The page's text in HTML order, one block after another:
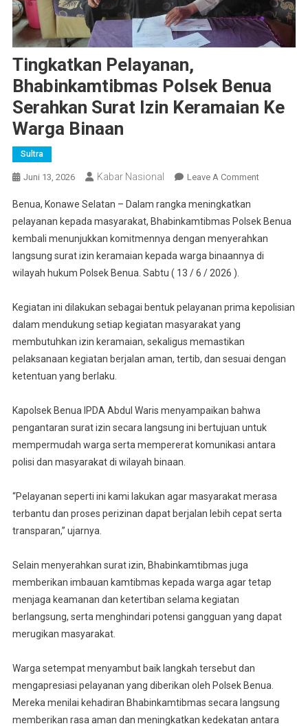
Tingkatkan Pelayanan,
Bhabinkamtibmas Polsek Benua
Serahkan Surat Izin Keramaian Ke
Warga Binaan
Sultra
Juni 13, 2026 Kabar Nasional Leave A CommentOn
Polsek
Benua
Binaan
Benua, Konawe Selatan – Dalam rangka meningkatkan
pelayanan kepada masyarakat, Bhabinkamtibmas Polsek Benua
kembali menunjukkan komitmennya dengan menyerahkan
langsung surat izin keramaian kepada warga binaannya di
wilayah hukum Polsek Benua. Sabtu ( 13 / 6 / 2026 ).
Kegiatan ini dilakukan sebagai bentuk pelayanan prima kepolisian
dalam mendukung setiap kegiatan masyarakat yang
membutuhkan izin keramaian, sekaligus memastikan
pelaksanaan kegiatan berjalan aman, tertib, dan sesuai dengan
ketentuan yang berlaku.
Kapolsek Benua IPDA Abdul Waris menyampaikan bahwa
pengantaran surat izin secara langsung ini bertujuan untuk
mempermudah warga serta mempererat komunikasi antara
polisi dan masyarakat di wilayah binaan.
“Pelayanan seperti ini kami lakukan agar masyarakat merasa
terbantu dan proses perizinan dapat berjalan lebih cepat serta
transparan,” ujarnya.
Selain menyerahkan surat izin, Bhabinkamtibmas juga
memberikan imbauan kamtibmas kepada warga agar tetap
menjaga keamanan dan ketertiban selama kegiatan
berlangsung, serta menghindari potensi gangguan yang dapat
merugikan masyarakat.
Warga setempat menyambut baik langkah tersebut dan
mengapresiasi pelayanan yang diberikan oleh Polsek Benua.
Mereka menilai kehadiran Bhabinkamtibmas secara langsung
memberikan rasa aman dan meningkatkan kedekatan antara